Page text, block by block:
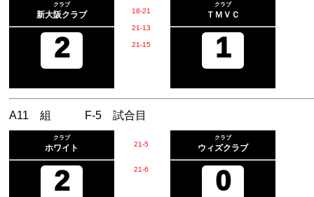
クラブ
新大阪クラブ
2
18-21
21-13
21-15
クラブ
ＴＭＶＣ
1
A11 組 F-5 試合目
クラブ
ホワイト
2
21-5
21-6
クラブ
ウィズクラブ
0